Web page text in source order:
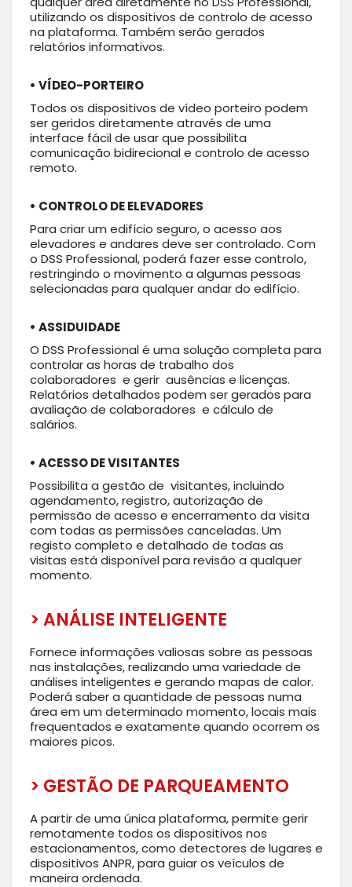
utilizando os dispositivos de controlo de acesso
na plataforma. Também serão gerados
relatórios informativos.
• VÍDEO-PORTEIRO
Todos os dispositivos de vídeo porteiro podem
ser geridos diretamente através de uma
interface fácil de usar que possibilita
comunicação bidirecional e controlo de acesso
remoto.
• CONTROLO DE ELEVADORES
Para criar um edifício seguro, o acesso aos
elevadores e andares deve ser controlado. Com
o DSS Professional, poderá fazer esse controlo,
restringindo o movimento a algumas pessoas
selecionadas para qualquer andar do edifício.
• ASSIDUIDADE
O DSS Professional é uma solução completa para
controlar as horas de trabalho dos
colaboradores e gerir ausências e licenças.
Relatórios detalhados podem ser gerados para
avaliação de colaboradores e cálculo de
salários.
• ACESSO DE VISITANTES
Possibilita a gestão de visitantes, incluindo
agendamento, registro, autorização de
permissão de acesso e encerramento da visita
com todas as permissões canceladas. Um
registo completo e detalhado de todas as
visitas está disponível para revisão a qualquer
momento.
> ANÁLISE INTELIGENTE
Fornece informações valiosas sobre as pessoas
nas instalações, realizando uma variedade de
análises inteligentes e gerando mapas de calor.
Poderá saber a quantidade de pessoas numa
área em um determinado momento, locais mais
frequentados e exatamente quando ocorrem os
maiores picos.
> GESTÃO DE PARQUEAMENTO
A partir de uma única plataforma, permite gerir
remotamente todos os dispositivos nos
estacionamentos, como detectores de lugares e
dispositivos ANPR, para guiar os veículos de
maneira ordenada.